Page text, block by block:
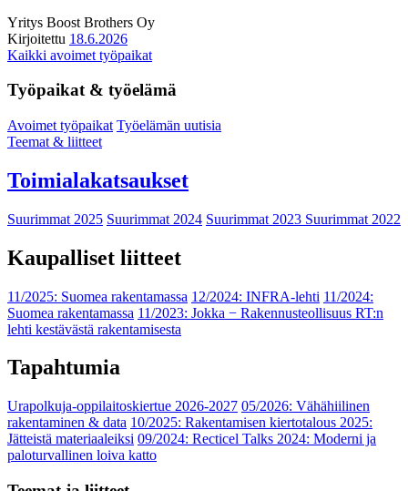
Yritys Boost Brothers Oy
Kirjoitettu 18.6.2026
Kaikki avoimet työpaikat
Työpaikat & työelämä
Avoimet työpaikat Työelämän uutisia
Teemat & liitteet
Toimialakatsaukset
Suurimmat 2025 Suurimmat 2024 Suurimmat 2023 Suurimmat 2022
Kaupalliset liitteet
11/2025: Suomea rakentamassa 12/2024: INFRA-lehti 11/2024:
Suomea rakentamassa 11/2023: Jokka − Rakennusteollisuus RT:n
lehti kestävästä rakentamisesta
Tapahtumia
Urapolkuja-oppilaitoskiertue 2026-2027 05/2026: Vähähiilinen
rakentaminen & data 10/2025: Rakentamisen kiertotalous 2025:
Jätteistä materiaaleiksi 09/2024: Recticel Talks 2024: Moderni ja
paloturvallinen loiva katto